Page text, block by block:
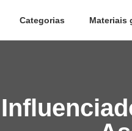
Categorias Materiais